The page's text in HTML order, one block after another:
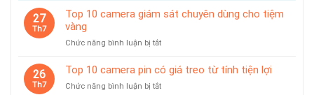
27
Th7
Top 10 camera giám sát chuyên dùng cho tiệm
vàng
Chức năng bình luận bị tắtở
10
camera
giám
26
Th7
Top 10 camera pin có giá treo từ tính tiện lợi
Chức năng bình luận bị tắtở